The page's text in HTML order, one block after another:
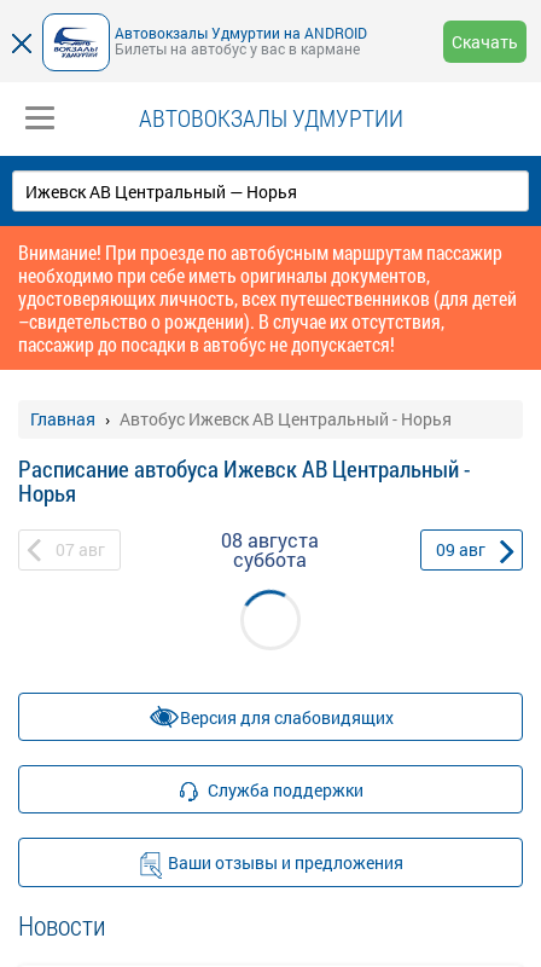
Автовокзалы Удмуртии на ANDROID
Билеты на автобус у вас в кармане
Скачать
АВТОВОКЗАЛЫ УДМУРТИИ
Внимание! При проезде по автобусным маршрутам пассажир
необходимо при себе иметь оригиналы документов,
удостоверяющих личность, всех путешественников (для детей
–свидетельство о рождении). В случае их отсутствия,
пассажир до посадки в автобус не допускается!
Главная Автобус Ижевск АВ Центральный - Норья
Расписание автобуса Ижевск АВ Центральный -
Норья
07 авг 08 августа
суббота 09 авг
Версия для слабовидящих
Служба поддержки
Ваши отзывы и предложения
Новости